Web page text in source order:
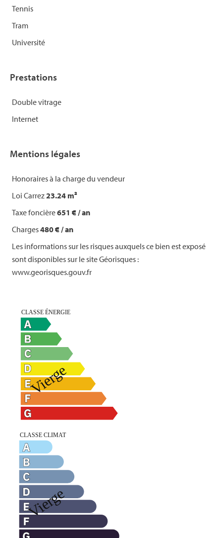
Tennis
Tram
Université
Prestations
Double vitrage
Internet
Mentions légales
Honoraires à la charge du vendeur
Loi Carrez23.24 m²
Taxe foncière651 € / an
Charges480 € / an
Les informations sur les risques auxquels ce bien est exposé
sont disponibles sur le site Géorisques :
www.georisques.gouv.fr